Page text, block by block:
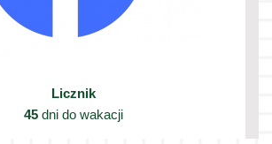
Licznik
45 dni do wakacji